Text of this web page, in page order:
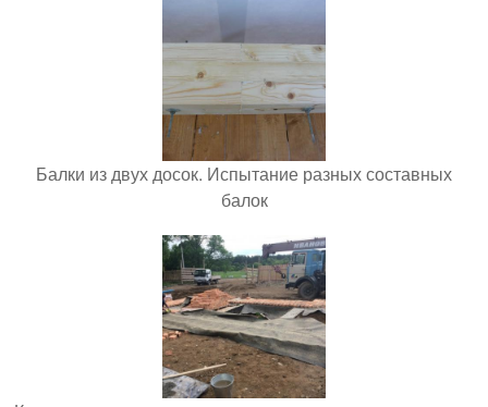
Балки из двух досок. Испытание разных составных
балок